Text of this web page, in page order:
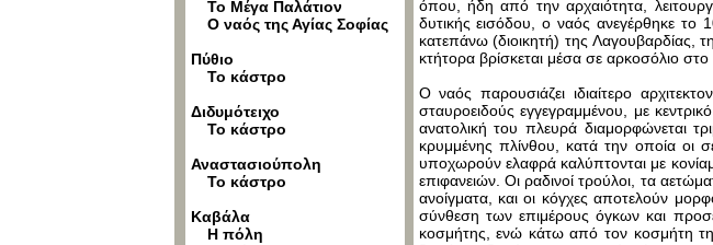
Το Μέγα Παλάτιον
Ο ναός της Αγίας Σοφίας
Πύθιο
Το κάστρο
Διδυμότειχο
Το κάστρο
Αναστασιούπολη
Το κάστρο
Καβάλα
Η πόλη
όπου, ήδη από την αρχαιότητα,
δυτικής εισόδου, ο ναός ανεγέρθηκε
κατεπάνω (διοικητή) της Λαγουβαρδίας,
κτήτορα βρίσκεται μέσα σε αρκοσόλιο στο
Ο ναός παρουσιάζει ιδιαίτερο
σταυροειδούς εγγεγραμμένου, με
ανατολική του πλευρά διαμορφώνεται
κρυμμένης πλίνθου, κατά την οποία οι
υποχωρούν ελαφρά καλύπτονται με
επιφανειών. Οι ραδινοί τρούλοι, τα
ανοίγματα, και οι κόγχες αποτελούν
σύνθεση των επιμέρους όγκων και
κοσμήτης, ενώ κάτω από τον κοσμήτη